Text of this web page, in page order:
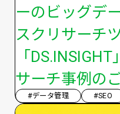
ーのビッグデ
スクリサーチ
「
サーチ事例の
#データ管理 #SEO